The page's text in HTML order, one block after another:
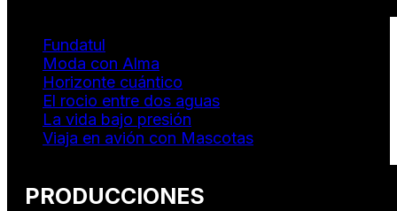
Fundatul
Moda con Alma
Horizonte cuántico
El rocio entre dos aguas
La vida bajo presión
Viaja en avión con Mascotas
PRODUCCIONES